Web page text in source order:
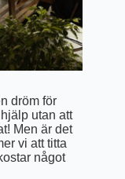
dröm för
utan att
Men är det
vi att titta
något